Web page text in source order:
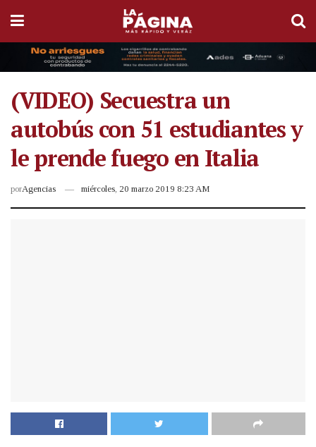
(VIDEO) Secuestra un
autobús con 51 estudiantes y
le prende fuego en Italia
porAgencias miércoles, 20 marzo 2019 8:23 AM